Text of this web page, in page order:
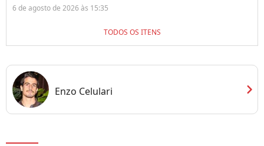
6 de agosto de 2026 às 15:35
TODOS OS ITENS
Enzo Celulari chevron_right